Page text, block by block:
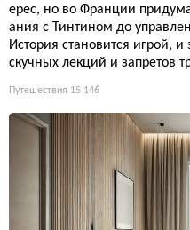
ерес, но во Франции
ания с Тинтином до
История становится игрой, и
скучных лекций и запретов
Путешествия 15 146